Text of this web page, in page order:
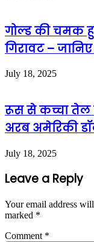
गोल्ड की चमक
गिरावट –
July 18, 2025
रूस से कच्चा तेल
अरब अमेरिकी
July 18, 2025
Leave a Reply
Your email address
marked *
Comment *